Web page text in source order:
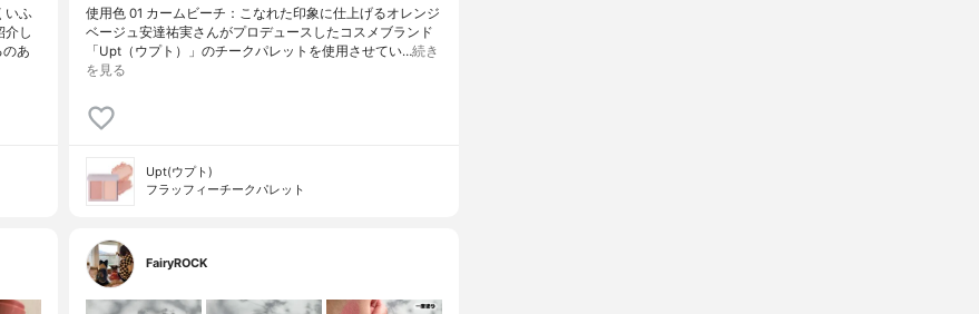
いふ
介し
あ
使用色 01 カームビーチ：こなれた印象に仕上げるオレンジ
ベージュ安達祐実さんがプロデュースしたコスメブランド
「Upt（ウプト）」のチークパレットを使用させてい…続き
を見る
Upt(ウプト)
フラッフィーチークパレット
FairyROCK